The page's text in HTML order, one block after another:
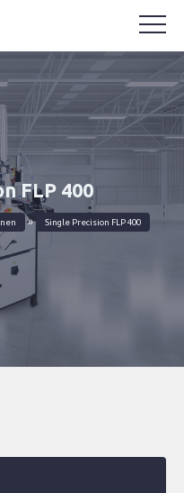
FLP 400
» Single Precision FLP 400